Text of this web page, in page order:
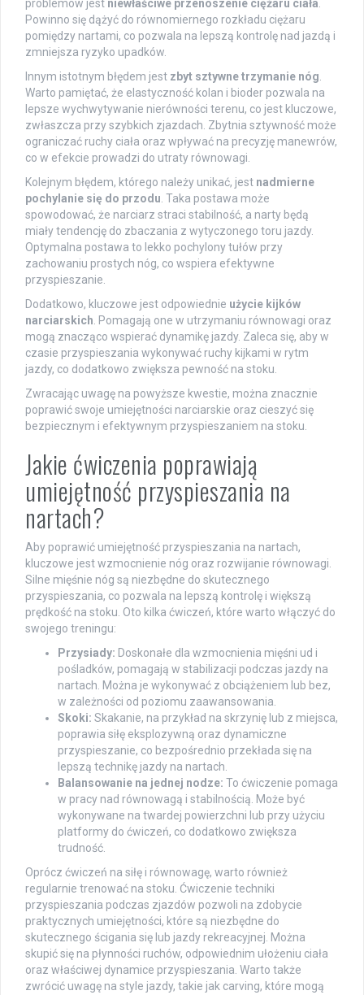
problemów jest niewłaściwe przenoszenie ciężaru ciała.
Powinno się dążyć do równomiernego rozkładu ciężaru
pomiędzy nartami, co pozwala na lepszą kontrolę nad jazdą i
zmniejsza ryzyko upadków.
Innym istotnym błędem jest zbyt sztywne trzymanie nóg.
Warto pamiętać, że elastyczność kolan i bioder pozwala na
lepsze wychwytywanie nierówności terenu, co jest kluczowe,
zwłaszcza przy szybkich zjazdach. Zbytnia sztywność może
ograniczać ruchy ciała oraz wpływać na precyzję manewrów,
co w efekcie prowadzi do utraty równowagi.
Kolejnym błędem, którego należy unikać, jest nadmierne
pochylanie się do przodu. Taka postawa może
spowodować, że narciarz straci stabilność, a narty będą
miały tendencję do zbaczania z wytyczonego toru jazdy.
Optymalna postawa to lekko pochylony tułów przy
zachowaniu prostych nóg, co wspiera efektywne
przyspieszanie.
Dodatkowo, kluczowe jest odpowiednie użycie kijków
narciarskich. Pomagają one w utrzymaniu równowagi oraz
mogą znacząco wspierać dynamikę jazdy. Zaleca się, aby w
czasie przyspieszania wykonywać ruchy kijkami w rytm
jazdy, co dodatkowo zwiększa pewność na stoku.
Zwracając uwagę na powyższe kwestie, można znacznie
poprawić swoje umiejętności narciarskie oraz cieszyć się
bezpiecznym i efektywnym przyspieszaniem na stoku.
Jakie ćwiczenia poprawiają
umiejętność przyspieszania na
nartach?
Aby poprawić umiejętność przyspieszania na nartach,
kluczowe jest wzmocnienie nóg oraz rozwijanie równowagi.
Silne mięśnie nóg są niezbędne do skutecznego
przyspieszania, co pozwala na lepszą kontrolę i większą
prędkość na stoku. Oto kilka ćwiczeń, które warto włączyć do
swojego treningu:
Przysiady: Doskonałe dla wzmocnienia mięśni ud i
pośladków, pomagają w stabilizacji podczas jazdy na
nartach. Można je wykonywać z obciążeniem lub bez,
w zależności od poziomu zaawansowania.
Skoki: Skakanie, na przykład na skrzynię lub z miejsca,
poprawia siłę eksplozywną oraz dynamiczne
przyspieszanie, co bezpośrednio przekłada się na
lepszą technikę jazdy na nartach.
Balansowanie na jednej nodze: To ćwiczenie pomaga
w pracy nad równowagą i stabilnością. Może być
wykonywane na twardej powierzchni lub przy użyciu
platformy do ćwiczeń, co dodatkowo zwiększa
trudność.
Oprócz ćwiczeń na siłę i równowagę, warto również
regularnie trenować na stoku. Ćwiczenie techniki
przyspieszania podczas zjazdów pozwoli na zdobycie
praktycznych umiejętności, które są niezbędne do
skutecznego ścigania się lub jazdy rekreacyjnej. Można
skupić się na płynności ruchów, odpowiednim ułożeniu ciała
oraz właściwej dynamice przyspieszania. Warto także
zwrócić uwagę na style jazdy, takie jak carving, które mogą